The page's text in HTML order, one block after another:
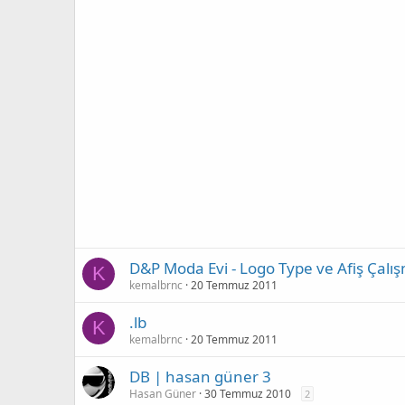
K D&P Moda Evi - Logo Type ve Afiş
kemalbrnc 20 Temmuz 2011
K .lb
kemalbrnc 20 Temmuz 2011
DB | hasan güner 3
Hasan Güner 30 Temmuz 2010 2